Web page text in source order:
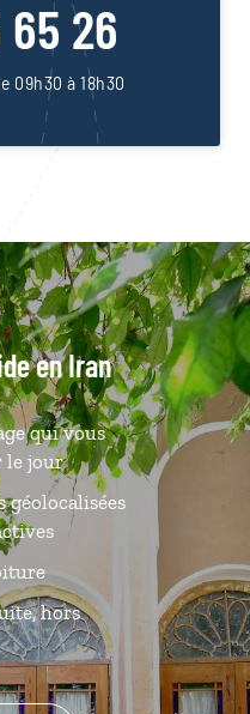
65 26
09h30 à 18h30
en Iran
qui vous
le jour
géolocalisées
hors